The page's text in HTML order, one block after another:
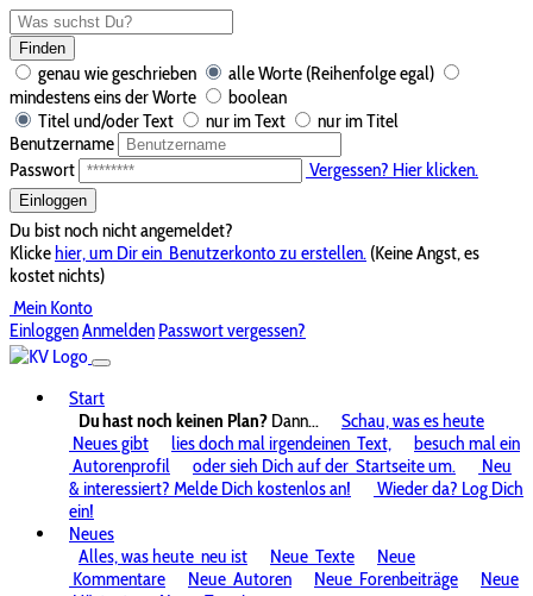
Finden
genau wie geschrieben
alle Worte (Reihenfolge egal)
mindestens eins der Worte
boolean
Titel und/oder Text
nur im Text
nur im Titel
Benutzername
Passwort
Vergessen? Hier klicken.
Einloggen
Du bist noch nicht angemeldet?
Klickehier, um Dir ein Benutzerkonto zu erstellen. (Keine Angst, es
kostet nichts)
Mein Konto
EinloggenAnmelden Passwort vergessen?
Start
Du hast noch keinen Plan? Dann...
Schau, was es heute
Neues gibt
lies doch mal irgendeinen Text,
besuch mal ein
Autorenprofil
oder sieh Dich auf der Startseite um.
Neu
& interessiert? Melde Dich kostenlos an!
Wieder da? Log Dich
ein!
Neues
Alles, was heute neu ist Neue Texte
Neue
Kommentare
Neue Autoren Neue Forenbeiträge
Neue